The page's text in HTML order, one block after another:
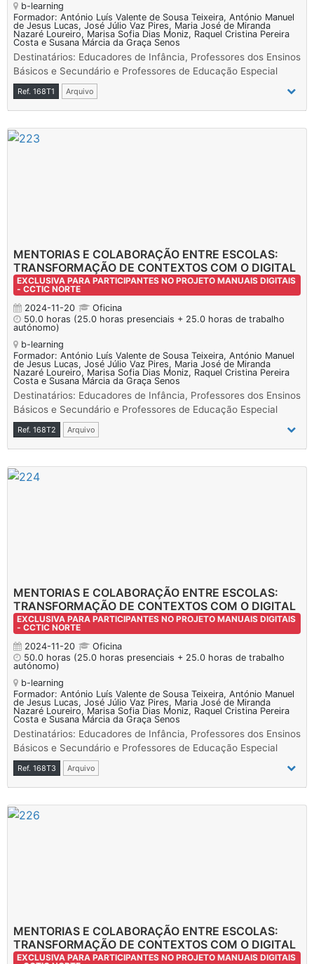
b-learning
Formador: António Luís Valente de Sousa Teixeira, António Manuel
de Jesus Lucas, José Júlio Vaz Pires, Maria José de Miranda
Nazaré Loureiro, Marisa Sofia Dias Moniz, Raquel Cristina Pereira
Costa e Susana Márcia da Graça Senos
Destinatários: Educadores de Infância, Professores dos Ensinos
Básicos e Secundário e Professores de Educação Especial
Ref. 168T1 Arquivo
MENTORIAS E COLABORAÇÃO ENTRE ESCOLAS:
TRANSFORMAÇÃO DE CONTEXTOS COM O DIGITAL
EXCLUSIVA PARA PARTICIPANTES NO PROJETO MANUAIS DIGITAIS
- CCTIC NORTE
2024-11-20
Oficina
50.0 horas (25.0 horas presenciais + 25.0 horas de trabalho
autónomo)
b-learning
Formador: António Luís Valente de Sousa Teixeira, António Manuel
de Jesus Lucas, José Júlio Vaz Pires, Maria José de Miranda
Nazaré Loureiro, Marisa Sofia Dias Moniz, Raquel Cristina Pereira
Costa e Susana Márcia da Graça Senos
Destinatários: Educadores de Infância, Professores dos Ensinos
Básicos e Secundário e Professores de Educação Especial
Ref. 168T2 Arquivo
MENTORIAS E COLABORAÇÃO ENTRE ESCOLAS:
TRANSFORMAÇÃO DE CONTEXTOS COM O DIGITAL
EXCLUSIVA PARA PARTICIPANTES NO PROJETO MANUAIS DIGITAIS
- CCTIC NORTE
2024-11-20
Oficina
50.0 horas (25.0 horas presenciais + 25.0 horas de trabalho
autónomo)
b-learning
Formador: António Luís Valente de Sousa Teixeira, António Manuel
de Jesus Lucas, José Júlio Vaz Pires, Maria José de Miranda
Nazaré Loureiro, Marisa Sofia Dias Moniz, Raquel Cristina Pereira
Costa e Susana Márcia da Graça Senos
Destinatários: Educadores de Infância, Professores dos Ensinos
Básicos e Secundário e Professores de Educação Especial
Ref. 168T3 Arquivo
MENTORIAS E COLABORAÇÃO ENTRE ESCOLAS:
TRANSFORMAÇÃO DE CONTEXTOS COM O DIGITAL
EXCLUSIVA PARA PARTICIPANTES NO PROJETO MANUAIS DIGITAIS